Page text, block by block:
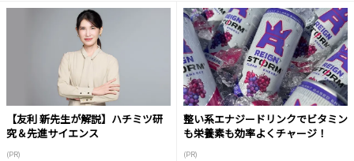
【友利 新先生が解説】ハチミツ研
究＆先進サイエンス
(PR)
整い系エナジードリンクでビタミン
も栄養素も効率よくチャージ！
(PR)